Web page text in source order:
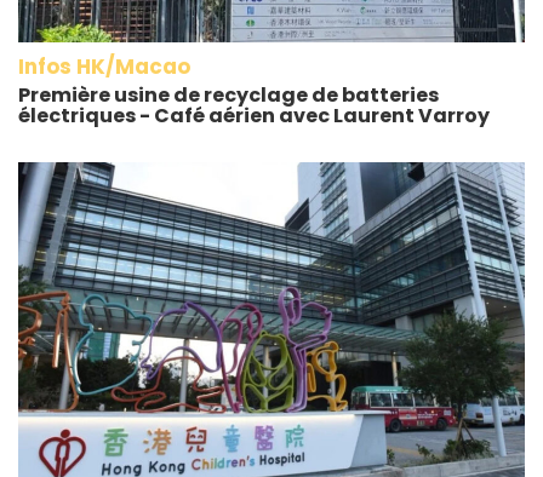
Infos HK/Macao
Première usine de recyclage de batteries
électriques - Café aérien avec Laurent Varroy